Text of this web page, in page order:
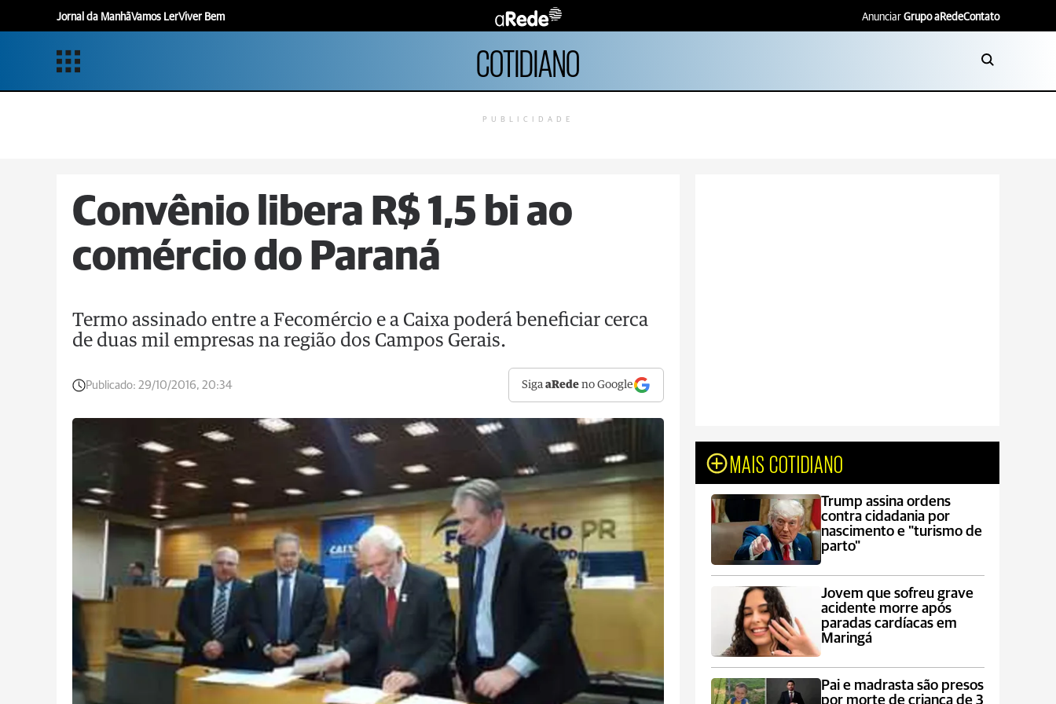
Jornal da ManhãVamos LerViver Bem Anunciar Grupo aRedeContato
COTIDIANO
PUBLICIDADE
Convênio libera R$ 1,5 bi ao
comércio do Paraná
Termo assinado entre a Fecomércio e a Caixa poderá beneficiar cerca
de duas mil empresas na região dos Campos Gerais.
Publicado: 29/10/2016, 20:34 SigaaRede no Google
MAIS COTIDIANO
Trump assina ordens
contra cidadania por
nascimento e "turismo de
parto"
Jovem que sofreu grave
acidente morre após
paradas cardíacas em
Maringá
Pai e madrasta são presos
por morte de criança de 3